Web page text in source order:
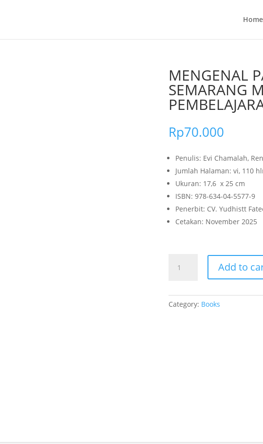
Home
MENGENAL
SEMARANG
Rp70.000
Penulis: Evi Chamalah,
Jumlah Halaman: vi, 110
Ukuran: 17,6 x 25 cm
ISBN: 978-634-04-5577-9
Penerbit: CV. Yudhistt
Cetakan: November 2025
PARIWISATA
PEMBELAJARAN
Add to
Category: Books